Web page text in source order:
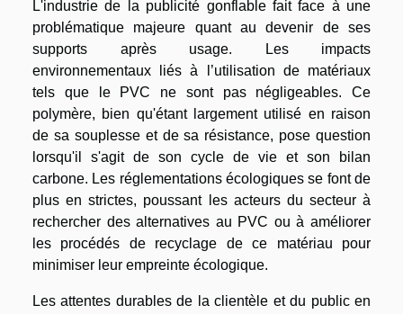
L'industrie de la publicité gonflable fait face à une
problématique majeure quant au devenir de ses
supports après usage. Les impacts
environnementaux liés à l’utilisation de matériaux
tels que le PVC ne sont pas négligeables. Ce
polymère, bien qu'étant largement utilisé en raison
de sa souplesse et de sa résistance, pose question
lorsqu'il s'agit de son cycle de vie et son bilan
carbone. Les réglementations écologiques se font de
plus en strictes, poussant les acteurs du secteur à
rechercher des alternatives au PVC ou à améliorer
les procédés de recyclage de ce matériau pour
minimiser leur empreinte écologique.
Les attentes durables de la clientèle et du public en